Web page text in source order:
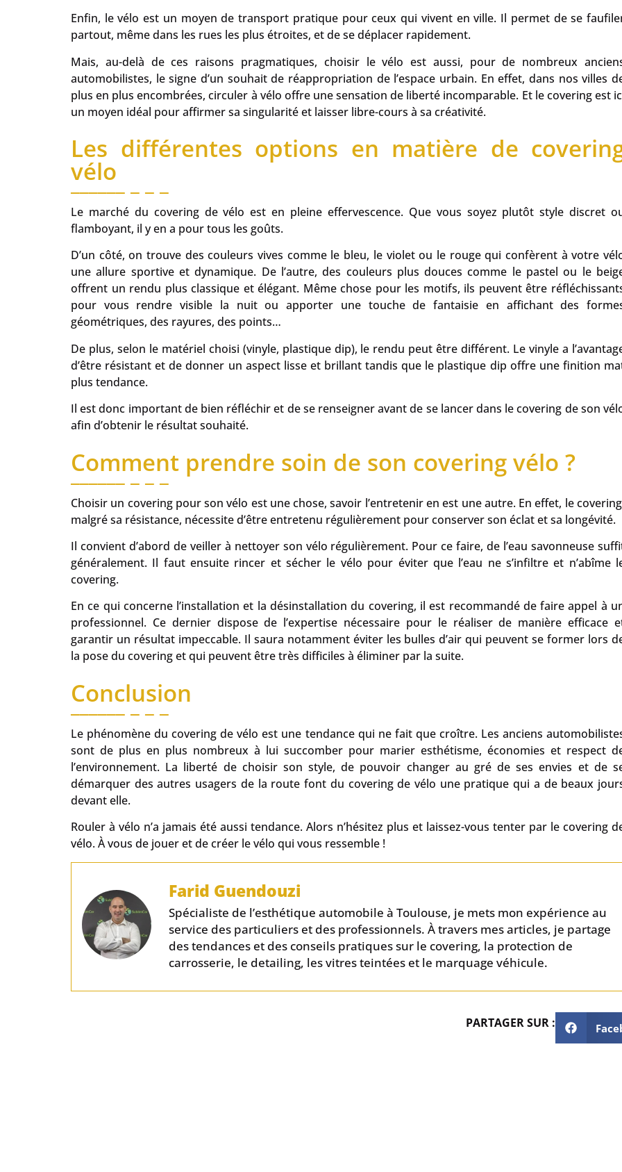
Enfin, le vélo est un moyen de transport pratique pour ceux qui vivent en ville. Il permet de se
partout, même dans les rues les plus étroites, et de se déplacer rapidement.
Mais, au-delà de ces raisons pragmatiques, choisir le vélo est aussi, pour de nombreux
automobilistes, le signe d’un souhait de réappropriation de l’espace urbain. En effet, dans nos villes
plus en plus encombrées, circuler à vélo offre une sensation de liberté incomparable. Et le covering est
un moyen idéal pour affirmer sa singularité et laisser libre-cours à sa créativité.
Les différentes options en matière de
vélo
Le marché du covering de vélo est en pleine effervescence. Que vous soyez plutôt style discret
flamboyant, il y en a pour tous les goûts.
D’un côté, on trouve des couleurs vives comme le bleu, le violet ou le rouge qui confèrent à votre
une allure sportive et dynamique. De l’autre, des couleurs plus douces comme le pastel ou le
offrent un rendu plus classique et élégant. Même chose pour les motifs, ils peuvent être
pour vous rendre visible la nuit ou apporter une touche de fantaisie en affichant des
géométriques, des rayures, des points…
De plus, selon le matériel choisi (vinyle, plastique dip), le rendu peut être différent. Le vinyle a
d’être résistant et de donner un aspect lisse et brillant tandis que le plastique dip offre une finition
plus tendance.
Il est donc important de bien réfléchir et de se renseigner avant de se lancer dans le covering de son
afin d’obtenir le résultat souhaité.
Comment prendre soin de son covering vélo ?
Choisir un covering pour son vélo est une chose, savoir l’entretenir en est une autre. En effet, le
malgré sa résistance, nécessite d’être entretenu régulièrement pour conserver son éclat et sa longévité.
Il convient d’abord de veiller à nettoyer son vélo régulièrement. Pour ce faire, de l’eau savonneuse
généralement. Il faut ensuite rincer et sécher le vélo pour éviter que l’eau ne s’infiltre et n’abîme
covering.
En ce qui concerne l’installation et la désinstallation du covering, il est recommandé de faire appel à
professionnel. Ce dernier dispose de l’expertise nécessaire pour le réaliser de manière efficace
garantir un résultat impeccable. Il saura notamment éviter les bulles d’air qui peuvent se former lors
la pose du covering et qui peuvent être très difficiles à éliminer par la suite.
Conclusion
Le phénomène du covering de vélo est une tendance qui ne fait que croître. Les anciens
sont de plus en plus nombreux à lui succomber pour marier esthétisme, économies et respect
l’environnement. La liberté de choisir son style, de pouvoir changer au gré de ses envies et de
démarquer des autres usagers de la route font du covering de vélo une pratique qui a de beaux
devant elle.
Rouler à vélo n’a jamais été aussi tendance. Alors n’hésitez plus et laissez-vous tenter par le covering
vélo. À vous de jouer et de créer le vélo qui vous ressemble !
Farid Guendouzi
Spécialiste de l’esthétique automobile à Toulouse, je mets mon expérience au
service des particuliers et des professionnels. À travers mes articles, je partage
des tendances et des conseils pratiques sur le covering, la protection de
carrosserie, le detailing, les vitres teintées et le marquage véhicule.
PARTAGER SUR :